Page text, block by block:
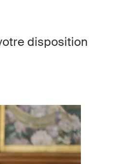
disposition